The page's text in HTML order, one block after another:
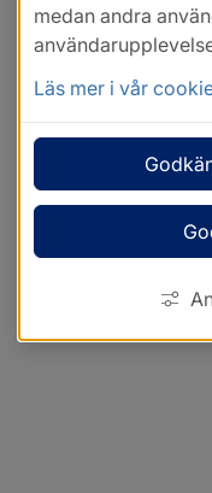
medan andra
Läs mer i vår